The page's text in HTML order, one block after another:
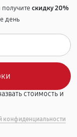
скидку 20%
день
стоимость и
конфиденциальности